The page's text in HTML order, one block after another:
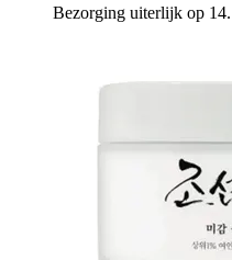
Bezorging uiterlijk op 14.